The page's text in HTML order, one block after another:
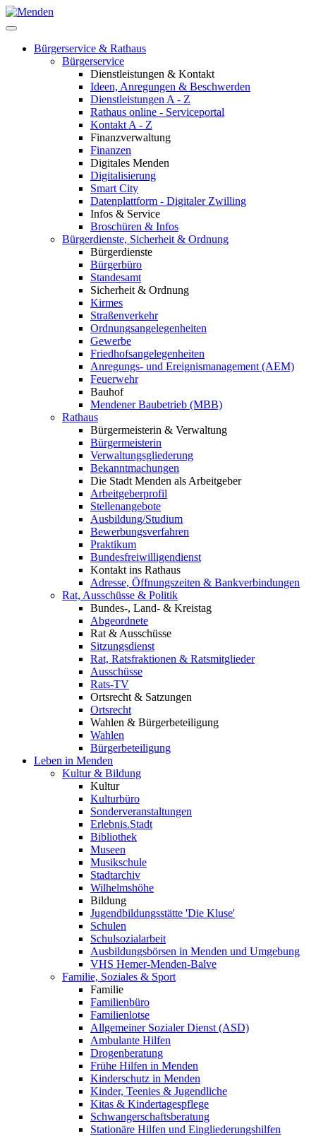
Bürgerservice & Rathaus
Bürgerservice
Dienstleistungen & Kontakt
Ideen, Anregungen & Beschwerden
Dienstleistungen A - Z
Rathaus online - Serviceportal
Kontakt A - Z
Finanzverwaltung
Finanzen
Digitales Menden
Digitalisierung
Smart City
Datenplattform - Digitaler Zwilling
Infos & Service
Broschüren & Infos
Bürgerdienste, Sicherheit & Ordnung
Bürgerdienste
Bürgerbüro
Standesamt
Sicherheit & Ordnung
Kirmes
Straßenverkehr
Ordnungsangelegenheiten
Gewerbe
Friedhofsangelegenheiten
Anregungs- und Ereignismanagement (AEM)
Feuerwehr
Bauhof
Mendener Baubetrieb (MBB)
Rathaus
Bürgermeisterin & Verwaltung
Bürgermeisterin
Verwaltungsgliederung
Bekanntmachungen
Die Stadt Menden als Arbeitgeber
Arbeitgeberprofil
Stellenangebote
Ausbildung/Studium
Bewerbungsverfahren
Praktikum
Bundesfreiwilligendienst
Kontakt ins Rathaus
Adresse, Öffnungszeiten & Bankverbindungen
Rat, Ausschüsse & Politik
Bundes-, Land- & Kreistag
Abgeordnete
Rat & Ausschüsse
Sitzungsdienst
Rat, Ratsfraktionen & Ratsmitglieder
Ausschüsse
Rats-TV
Ortsrecht & Satzungen
Ortsrecht
Wahlen & Bürgerbeteiligung
Wahlen
Bürgerbeteiligung
Leben in Menden
Kultur & Bildung
Kultur
Kulturbüro
Sonderveranstaltungen
Erlebnis.Stadt
Bibliothek
Museen
Musikschule
Stadtarchiv
Wilhelmshöhe
Bildung
Jugendbildungsstätte 'Die Kluse'
Schulen
Schulsozialarbeit
Ausbildungsbörsen in Menden und Umgebung
VHS Hemer-Menden-Balve
Familie, Soziales & Sport
Familie
Familienbüro
Familienlotse
Allgemeiner Sozialer Dienst (ASD)
Ambulante Hilfen
Drogenberatung
Frühe Hilfen in Menden
Kinderschutz in Menden
Kinder, Teenies & Jugendliche
Kitas & Kindertagespflege
Schwangerschaftsberatung
Stationäre Hilfen und Eingliederungshilfen